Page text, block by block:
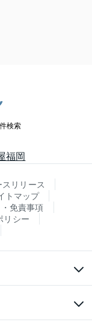
検索
福岡
スリリース
トマップ
免責事項
リシー